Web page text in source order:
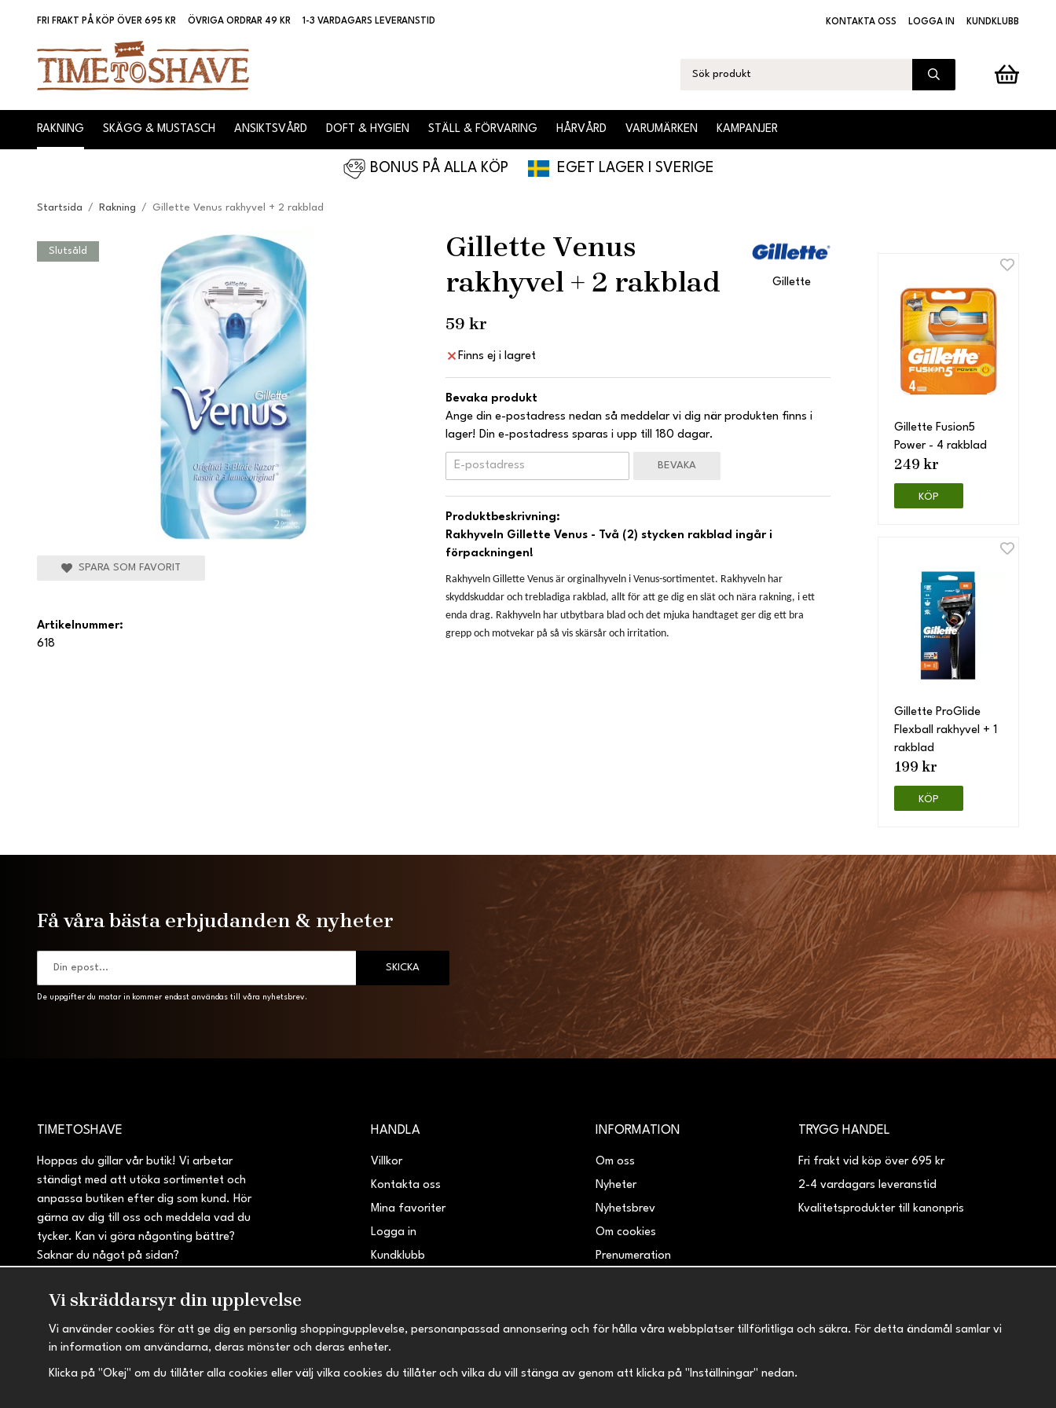
FRI FRAKT PÅ KÖP ÖVER 695 KR ÖVRIGA ORDRAR 49 KR 1-3 VARDAGARS LEVERANSTID KONTAKTA OSS LOGGA IN KUNDKLUBB
RAKNING SKÄGG & MUSTASCH ANSIKTSVÅRD DOFT & HYGIEN STÄLL & FÖRVARING HÅRVÅRD VARUMÄRKEN KAMPANJER
BONUS PÅ ALLA KÖP EGET LAGER I SVERIGE
Startsida / Rakning / Gillette Venus rakhyvel + 2 rakblad
Slutsåld
Gillette Venus
rakhyvel + 2 rakblad
Gillette
59 kr
Finns ej i lagret
Bevaka produkt
Ange din e-postadress nedan så meddelar vi dig när produkten finns i
lager! Din e-postadress sparas i upp till 180 dagar.
BEVAKA
Produktbeskrivning:
Rakhyveln Gillette Venus - Två (2) stycken rakblad ingår i
förpackningen!
Rakhyveln Gillette Venus är orginalhyveln i Venus-sortimentet. Rakhyveln har
skyddskuddar och trebladiga rakblad, allt för att ge dig en slät och nära rakning, i ett
enda drag. Rakhyveln har utbytbara blad och det mjuka handtaget ger dig ett bra
grepp och motvekar på så vis skärsår och irritation.
Gillette Fusion5
Power - 4 rakblad
249 kr
KÖP
Gillette ProGlide
Flexball rakhyvel + 1
rakblad
199 kr
KÖP
SPARA SOM FAVORIT
Artikelnummer:
618
Få våra bästa erbjudanden & nyheter
SKICKA
De uppgifter du matar in kommer endast användas till våra nyhetsbrev.
TIMETOSHAVE
Hoppas du gillar vår butik! Vi arbetar
ständigt med att utöka sortimentet och
anpassa butiken efter dig som kund. Hör
gärna av dig till oss och meddela vad du
tycker. Kan vi göra någonting bättre?
Saknar du något på sidan?
HANDLA
Villkor
Kontakta oss
Mina favoriter
Logga in
Kundklubb
INFORMATION
Om oss
Nyheter
Nyhetsbrev
Om cookies
Prenumeration
TRYGG HANDEL
Fri frakt vid köp över 695 kr
2-4 vardagars leveranstid
Kvalitetsprodukter till kanonpris
Vi skräddarsyr din upplevelse
Vi använder cookies för att ge dig en personlig shoppingupplevelse, personanpassad annonsering och för hålla våra webbplatser tillförlitliga och säkra. För detta ändamål samlar vi
in information om användarna, deras mönster och deras enheter.
Klicka på "Okej" om du tillåter alla cookies eller välj vilka cookies du tillåter och vilka du vill stänga av genom att klicka på "Inställningar" nedan.